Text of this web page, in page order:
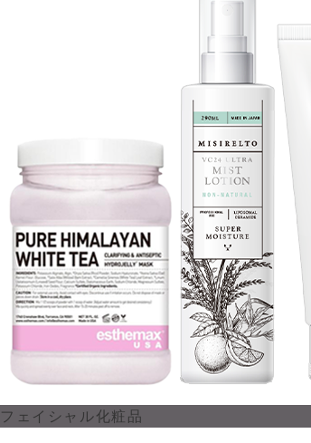
フェイシャル化粧品